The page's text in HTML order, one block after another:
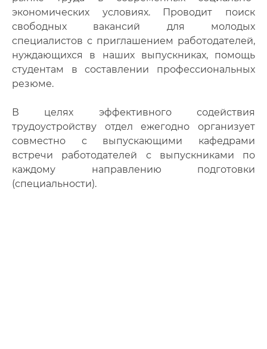
экономических условиях. Проводит поиск
свободных вакансий для молодых
специалистов с приглашением работодателей,
нуждающихся в наших выпускниках, помощь
студентам в составлении профессиональных
резюме.
В целях эффективного содействия
трудоустройству отдел ежегодно организует
совместно с выпускающими кафедрами
встречи работодателей с выпускниками по
каждому направлению подготовки
(специальности).